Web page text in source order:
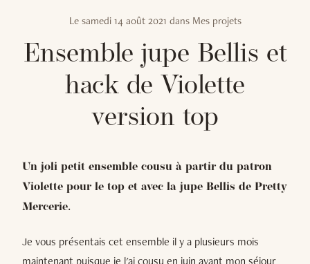
Le samedi 14 août 2021 dans Mes projets
Ensemble jupe Bellis et
hack de Violette
version top
Un joli petit ensemble cousu à partir du patron
Violette pour le top et avec la jupe Bellis de Pretty
Mercerie.
Je vous présentais cet ensemble il y a plusieurs mois
maintenant puisque je l'ai cousu en juin avant mon séjour